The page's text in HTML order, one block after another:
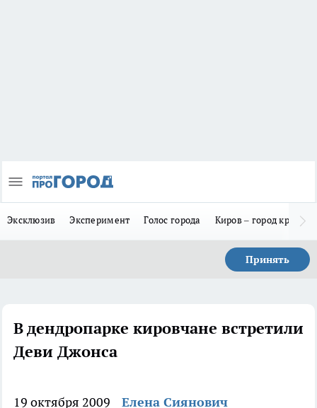
Эксклюзив Эксперимент Голос города Киров – город
Принять
В дендропарке кировчане встретили
Деви Джонса
19 октября 2009 Елена Сиянович